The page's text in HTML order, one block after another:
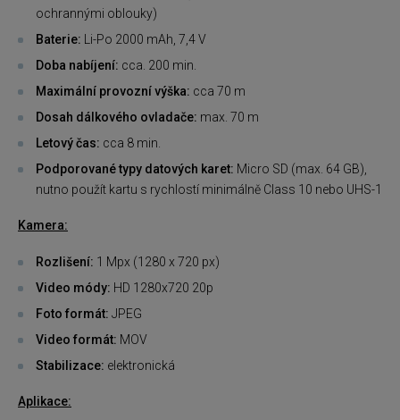
ochrannými oblouky)
Baterie: Li-Po 2000 mAh, 7,4 V
Doba nabíjení: cca. 200 min.
Maximální provozní výška: cca 70 m
Dosah dálkového ovladače: max. 70 m
Letový čas: cca 8 min.
Podporované typy datových karet: Micro SD (max. 64 GB),
nutno použít kartu s rychlostí minimálně Class 10 nebo UHS-1
Kamera:
Rozlišení: 1 Mpx (1280 x 720 px)
Video módy: HD 1280x720 20p
Foto formát: JPEG
Video formát: MOV
Stabilizace: elektronická
Aplikace: